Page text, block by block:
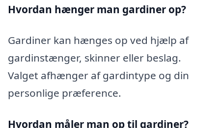
Hvordan hænger man gardiner op?
Gardiner kan hænges op ved hjælp af
gardinstænger, skinner eller beslag.
Valget afhænger af gardintype og din
personlige præference.
Hvordan måler man op til gardiner?